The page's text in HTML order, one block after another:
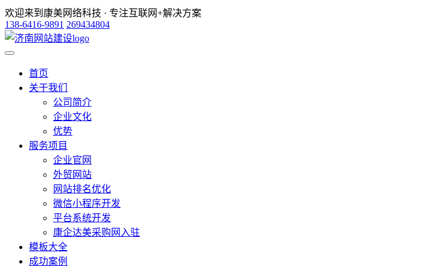
欢迎来到康美网络科技 · 专注互联网+解决方案
138-6416-9891 269434804
首页
关于我们
公司简介
企业文化
优势
服务项目
企业官网
外贸网站
网站排名优化
微信小程序开发
平台系统开发
康企达美采购网入驻
模板大全
成功案例